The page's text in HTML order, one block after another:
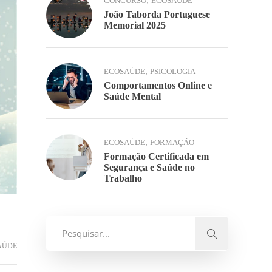
João Taborda Portuguese
Memorial 2025
ECOSAÚDE, PSICOLOGIA
Comportamentos Online e
Saúde Mental
ECOSAÚDE, FORMAÇÃO
Formação Certificada em
Segurança e Saúde no
Trabalho